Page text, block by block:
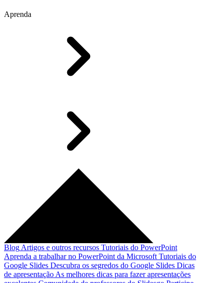
Aprenda
Blog Artigos e outros recursos Tutoriais do PowerPoint
Aprenda a trabalhar no PowerPoint da Microsoft Tutoriais do
Google Slides Descubra os segredos do Google Slides Dicas
de apresentação As melhores dicas para fazer apresentações